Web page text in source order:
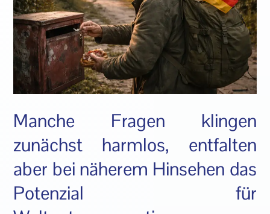
Manche Fragen klingen
zunächst harmlos, entfalten
aber bei näherem Hinsehen das
Potenzial für